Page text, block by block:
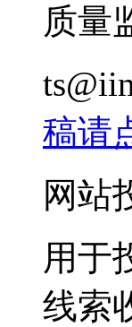
质量
稿请
网站
用于
线索